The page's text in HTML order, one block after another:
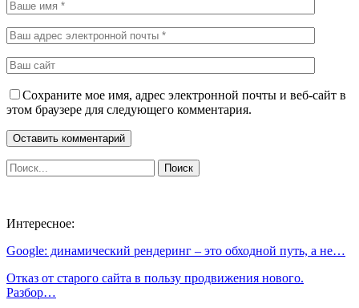
Сохраните мое имя, адрес электронной почты и веб-сайт в
этом браузере для следующего комментария.
Интересное:
Google: динамический рендеринг – это обходной путь, а не…
Отказ от старого сайта в пользу продвижения нового.
Разбор…